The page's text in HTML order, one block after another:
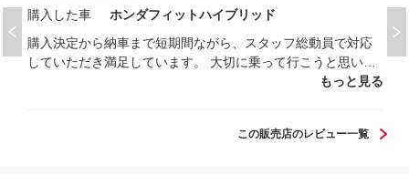
購入した車
ホンダフィットハイブリッド
購入決定から納車まで短期間ながら、スタッフ総動員で対応
していただき満足しています。 大切に乗って行こうと思いま
もっと見る
この販売店のレビュー一覧